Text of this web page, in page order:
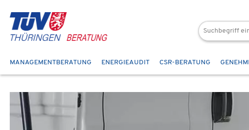
Hauptinhalt springen
Zur Suche springen
Zur Hauptnavigation springen
MANAGEMENTBERATUNG ENERGIEAUDIT CSR-BERATUNG